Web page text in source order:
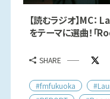
【読むラジオ】MC
をテーマに選曲！「
SHARE
#fmfukuoka